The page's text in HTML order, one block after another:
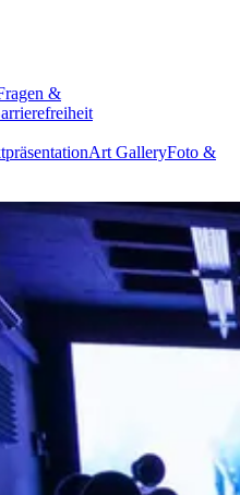
&
Art GalleryFoto &